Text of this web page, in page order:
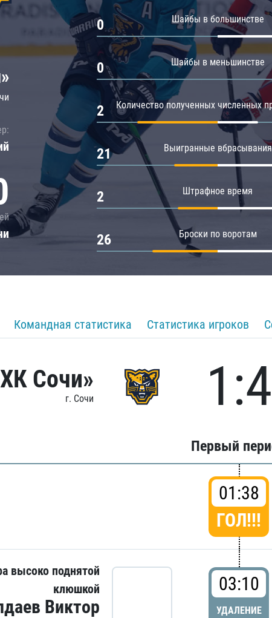
Драконы
Амур
Барыс
Салават Юлаев
Шайбы в большинстве
0
Шайбы в меньшинстве
0
Количество полученных численных
2
Выигранные вбрасывания
21
Штрафное время
2
Броски по воротам
26
Командная статистика Статистика игроков
Сочи»
г. Сочи 1:4
Первый
01:38
ГОЛ!!!
высоко поднятой
клюшкой
Виктор
03:10
УДАЛЕНИЕ